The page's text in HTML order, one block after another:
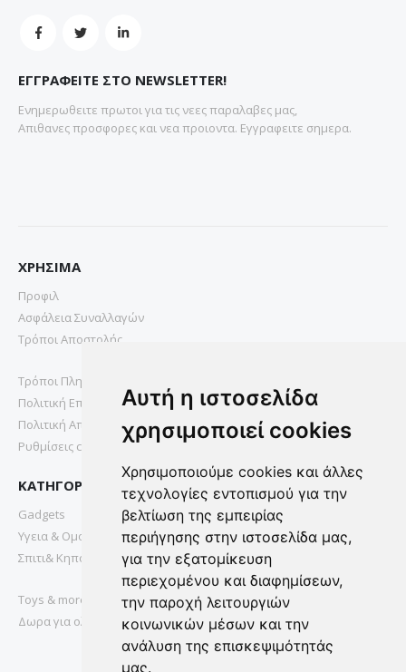
Αυτή η ιστοσελίδα
χρησιμοποιεί cookies
Χρησιμοποιούμε cookies και άλλες
τεχνολογίες εντοπισμού για την
βελτίωση της εμπειρίας
περιήγησης στην ιστοσελίδα μας,
για την εξατομίκευση
περιεχομένου και διαφημίσεων,
την παροχή λειτουργιών
κοινωνικών μέσων και την
ανάλυση της επισκεψιμότητάς
μας.
ΕΓΓΡΑΦΕΙΤΕ ΣΤΟ NEWSLETTER!
Ενημερωθειτε πρωτοι για τις νεες παραλαβες μας,
Απιθανες προσφορες και νεα προιοντα. Εγγραφειτε σημερα.
ΧΡΗΣΙΜΑ
Προφιλ
Ασφάλεια Συναλλαγών
Τρόποι Αποστολής
Τρόποι Πληρωμής
Πολιτική Επιστροφών
Πολιτική Απορρήτου
Ρυθμίσεις cookies
ΚΑΤΗΓΟΡΙΕΣ
Gadgets
Υγεια & Ομορφια
Σπιτι& Κηπος
Toys & more
Δωρα για ολους